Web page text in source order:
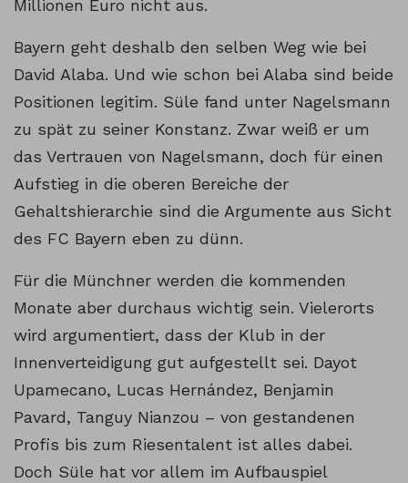
Millionen Euro nicht aus.
Bayern geht deshalb den selben Weg wie bei
David Alaba. Und wie schon bei Alaba sind beide
Positionen legitim. Süle fand unter Nagelsmann
zu spät zu seiner Konstanz. Zwar weiß er um
das Vertrauen von Nagelsmann, doch für einen
Aufstieg in die oberen Bereiche der
Gehaltshierarchie sind die Argumente aus Sicht
des FC Bayern eben zu dünn.
Für die Münchner werden die kommenden
Monate aber durchaus wichtig sein. Vielerorts
wird argumentiert, dass der Klub in der
Innenverteidigung gut aufgestellt sei. Dayot
Upamecano, Lucas Hernández, Benjamin
Pavard, Tanguy Nianzou – von gestandenen
Profis bis zum Riesentalent ist alles dabei.
Doch Süle hat vor allem im Aufbauspiel